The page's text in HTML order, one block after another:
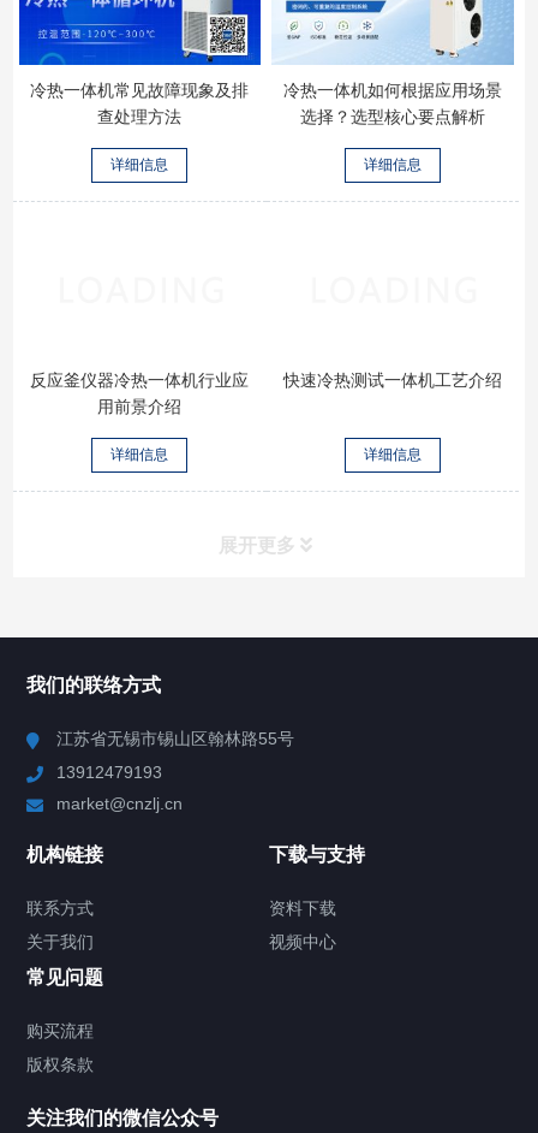
冷热一体机常见故障现象及排
查处理方法
详细信息
冷热一体机如何根据应用场景
选择？选型核心要点解析
详细信息
反应釜仪器冷热一体机行业应
用前景介绍
详细信息
快速冷热测试一体机工艺介绍
详细信息
展开更多
Chiller高精度制冷循环器
TCU温度控制单元
Chiller气体控温系统
我们的联络方式
江苏省无锡市锡山区翰林路55号
13912479193
market@cnzlj.cn
机构链接
联系方式
关于我们
下载与支持
资料下载
视频中心
常见问题
购买流程
版权条款
关注我们的微信公众号